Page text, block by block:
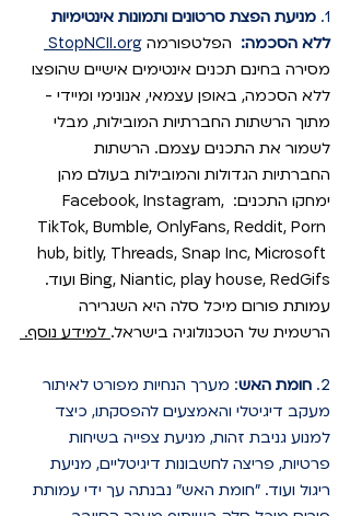
1. מניעת הפצת סרטונים ותמונות אינטימיות
ללא הסכמה: הפלטפורמה StopNCII.org
מסירה בחינם תכנים אינטימים אישיים שהופצו
ללא הסכמה, באופן עצמאי, אנונימי ומיידי -
מתוך הרשתות החברתיות המובילות, מבלי
לשמור את התכנים עצמם. הרשתות
החברתיות הגדולות והמובילות בעולם מהן
ימחקו התכנים: Facebook, Instagram,
TikTok, Bumble, OnlyFans, Reddit, Porn
hub, bitly, Threads, Snap Inc, Microsoft
Bing, Niantic, play house, RedGifs ועוד.
עמותת פורום מיכל סלה היא השגרירה
הרשמית של הטכנולוגיה בישראל. למידע נוסף.
2. חומת האש: מערך הנחיות מפורט לאיתור
מעקב דיגיטלי והאמצעים להפסקתו, כיצד
למנוע גניבת זהות, מניעת צפייה בשיחות
פרטיות, פריצה לחשבונות דיגיטליים, מניעת
ריגול ועוד. "חומת האש" נבנתה עך ידי עמותת